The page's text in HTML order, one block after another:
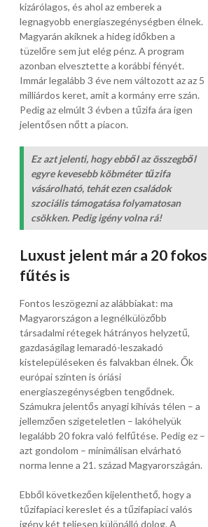
kizárólagos, és ahol az emberek a
legnagyobb energiaszegénységben élnek.
Magyarán akiknek a hideg időkben a
tüzelőre sem jut elég pénz. A program
azonban elvesztette a korábbi fényét.
Immár legalább 3 éve nem változott az az 5
milliárdos keret, amit a kormány erre szán.
Pedig az elmúlt 3 évben a tűzifa ára igen
jelentősen nőtt a piacon.
Ez azt jelenti, hogy ebből az összegből
egyre kevesebb köbméter tűzifa
vásárolható, tehát ezen családok
szociális támogatása folyamatosan
csökken. Pedig igény volna rá!
Luxust jelent már a 20 fokos
fűtés is
Fontos leszögezni az alábbiakat: ma
Magyarországon a legnélkülözőbb
társadalmi rétegek hátrányos helyzetű,
gazdaságilag lemaradó-leszakadó
kistelepüléseken és falvakban élnek. Ők
európai szinten is óriási
energiaszegénységben tengődnek.
Számukra jelentős anyagi kihívás télen – a
jellemzően szigeteletlen – lakóhelyük
legalább 20 fokra való felfűtése. Pedig ez –
azt gondolom – minimálisan elvárható
norma lenne a 21. század Magyarországán.
Ebből következően kijelenthető, hogy a
tűzifapiaci kereslet és a tűzifapiaci valós
igény két teljesen különálló dolog. A